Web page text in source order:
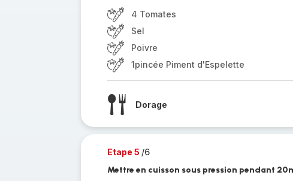
4 Tomates
Sel
Poivre
1pincée Piment d'Espelette
Dorage
Etape 5 /6
Mettre en cuisson sous pression pendant